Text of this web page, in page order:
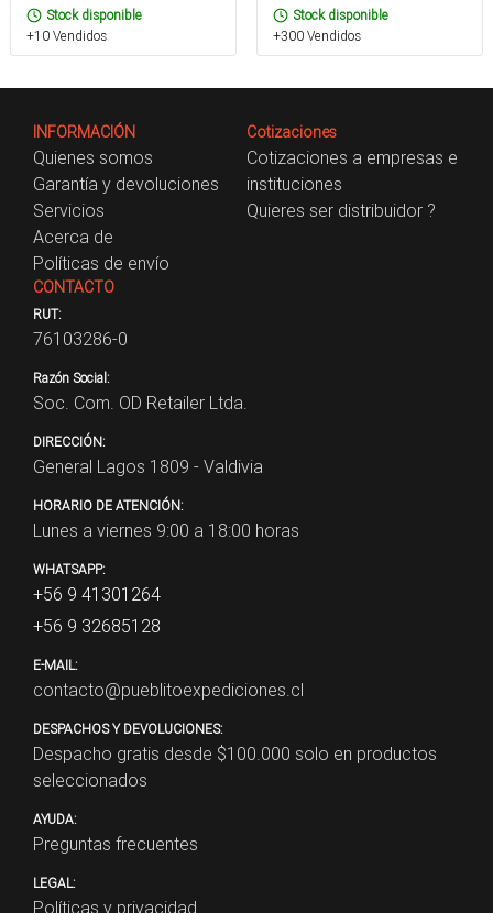
Stock disponible
+10 Vendidos
Stock disponible
+300 Vendidos
INFORMACIÓN
Quienes somos
Garantía y devoluciones
Servicios
Acerca de
Políticas de envío
Cotizaciones
Cotizaciones a empresas e
instituciones
Quieres ser distribuidor ?
CONTACTO
RUT:
76103286-0
Razón Social:
Soc. Com. OD Retailer Ltda.
DIRECCIÓN:
General Lagos 1809 - Valdivia
HORARIO DE ATENCIÓN:
Lunes a viernes 9:00 a 18:00 horas
WHATSAPP:
+56 9 41301264
+56 9 32685128
E-MAIL:
contacto@pueblitoexpediciones.cl
DESPACHOS Y DEVOLUCIONES:
Despacho gratis desde $100.000 solo en productos
seleccionados
AYUDA:
Preguntas frecuentes
LEGAL:
Políticas y privacidad